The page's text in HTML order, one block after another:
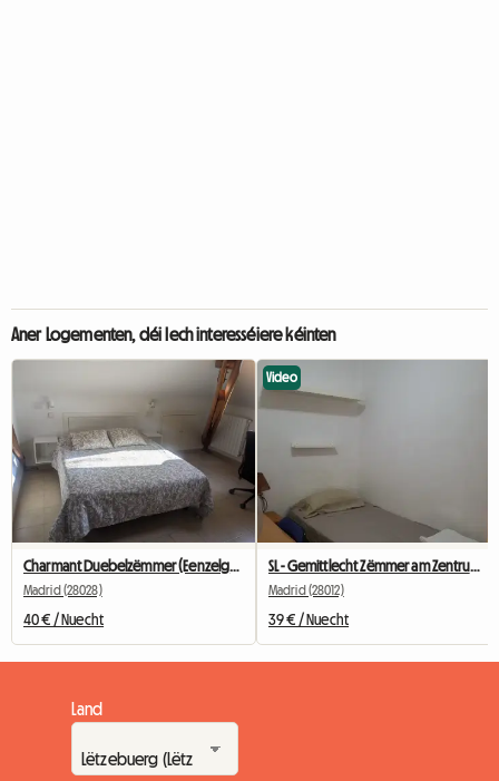
Aner Logementen, déi Iech interesséiere kéinten
Madrid (28028)
40 € / Nuecht
Video
SL - Gemittlecht Zëmmer am Zentrum vu Madrid (Anton Martin)
Madrid (28012)
39 € / Nuecht
Land